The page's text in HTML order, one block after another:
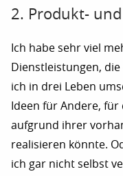
2. Produkt-
Ich habe sehr viel
Dienstleistungen,
ich in drei Leben
Ideen für Andere,
aufgrund ihrer
realisieren könnte.
ich gar nicht selbst